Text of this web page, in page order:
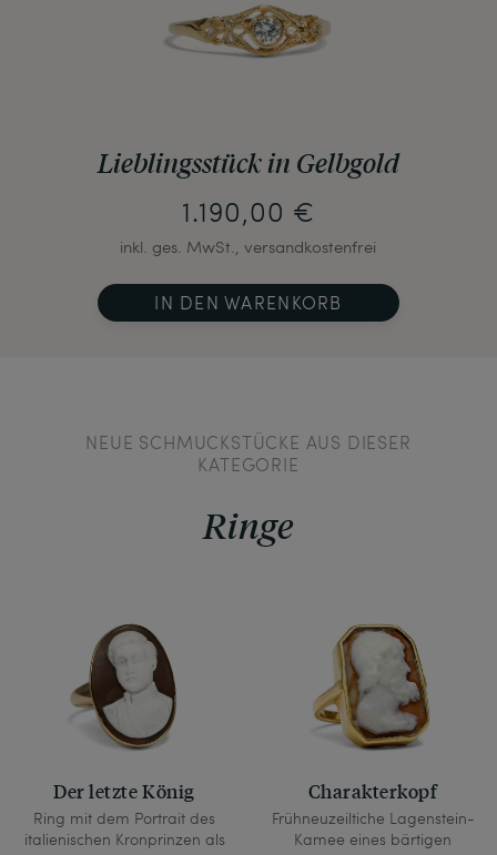
Lieblingsstück in Gelbgold
1.190,00 €
inkl. ges. MwSt., versandkostenfrei
IN DEN WARENKORB
NEUE SCHMUCKSTÜCKE AUS DIESER
KATEGORIE
Ringe
Der letzte König
Ring mit dem Portrait des
italienischen Kronprinzen als
Charakterkopf
Frühneuzeiltiche Lagenstein-
Kamee eines bärtigen